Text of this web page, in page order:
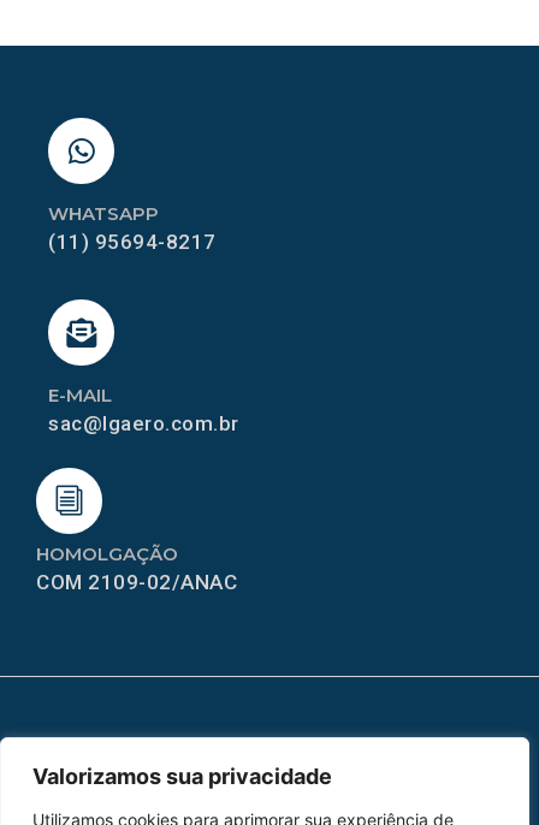
Valorizamos sua privacidade
Utilizamos cookies para aprimorar sua experiência de
HOMOLGAÇÃO
COM 2109-02/ANAC
E-MAIL
sac@lgaero.com.br
WHATSAPP
(11) 95694-8217
Home